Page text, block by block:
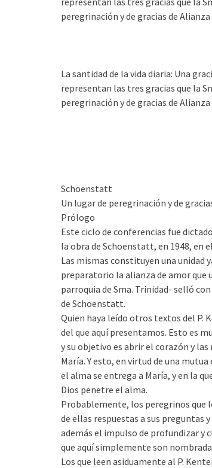
peregrinación y de gracias de Alianza
La santidad de la vida diaria: Una
representan las tres gracias que la
peregrinación y de gracias de Alianza
Schoenstatt
Un lugar de peregrinación y de
Prólogo
Este ciclo de conferencias fue
la obra de Schoenstatt, en 1948, en
Las mismas constituyen una unidad
preparatorio la alianza de amor que
parroquia de Sma. Trinidad- selló
de Schoenstatt.
Quien haya leído otros textos del P.
del que aquí presentamos. Esto es
y su objetivo es abrir el corazón y
María. Y esto, en virtud de una
el alma se entrega a María, y en la
Dios penetre el alma.
Probablemente, los peregrinos que
de ellas respuestas a sus preguntas
además el impulso de profundizar y
que aquí simplemente son
Los que leen asiduamente al P.